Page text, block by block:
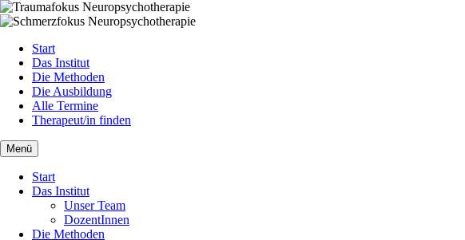
überspringen
Start
Das Institut
Die Methoden
Die Ausbildung
Alle Termine
Therapeut/in finden
Menü
Navigation
überspringen
Start
Das Institut
Unser Team
DozentInnen
Die Methoden